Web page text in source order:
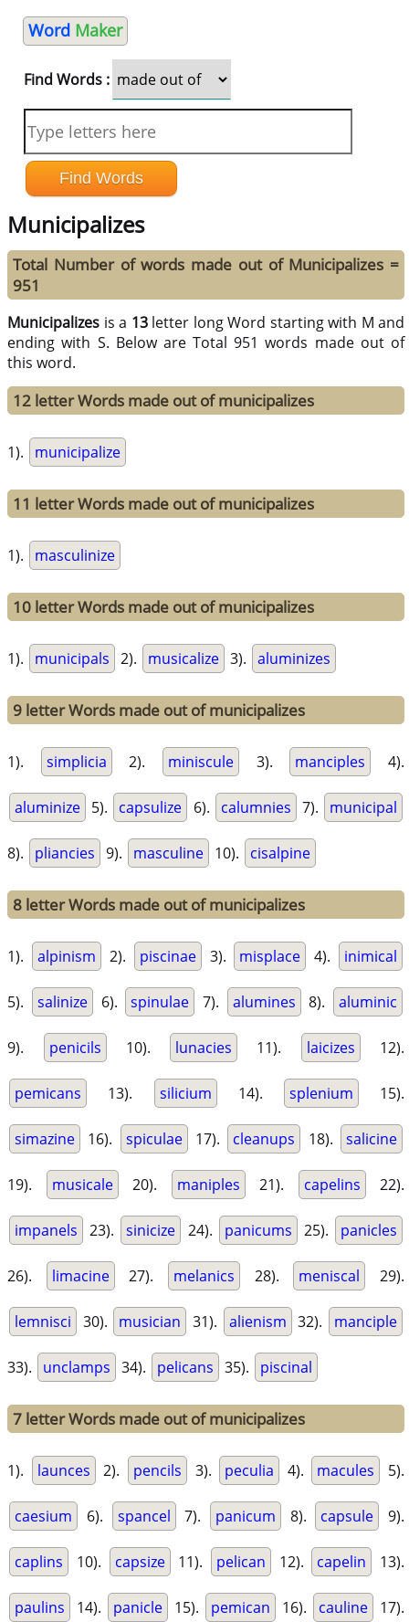
Word Maker
Find Words :
Municipalizes
Total Number of words made out of Municipalizes =
951
Municipalizes is a 13letter long Word starting with M and
ending with S. Below are Total 951 words made out of
this word.
12 letter Words made out of municipalizes
1). municipalize
11 letter Words made out of municipalizes
1). masculinize
10 letter Words made out of municipalizes
1). municipals 2). musicalize 3). aluminizes
9 letter Words made out of municipalizes
1). simplicia 2). miniscule 3). manciples 4).
aluminize 5). capsulize 6). calumnies 7). municipal
8). pliancies 9). masculine 10). cisalpine
8 letter Words made out of municipalizes
1). alpinism 2). piscinae 3). misplace 4). inimical
5). salinize 6). spinulae 7). alumines 8). aluminic
9). penicils 10). lunacies 11). laicizes 12).
pemicans 13). silicium 14). splenium 15).
simazine 16). spiculae 17). cleanups 18). salicine
19). musicale 20). maniples 21). capelins 22).
impanels 23). sinicize 24). panicums 25). panicles
26). limacine 27). melanics 28). meniscal 29).
lemnisci 30). musician 31). alienism 32). manciple
33). unclamps 34). pelicans 35). piscinal
7 letter Words made out of municipalizes
1). launces 2). pencils 3). peculia 4). macules 5).
caesium 6). spancel 7). panicum 8). capsule 9).
caplins 10). capsize 11). pelican 12). capelin 13).
paulins 14). panicle 15). pemican 16). cauline 17).